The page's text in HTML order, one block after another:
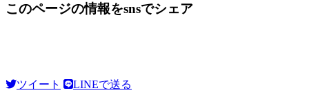
このページの情報をsnsでシェア
ツイート LINEで送る